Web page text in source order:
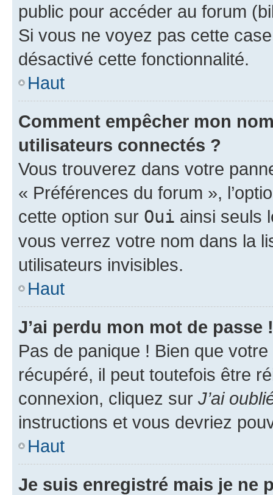
public pour accéder au forum
Si vous ne voyez pas cette
désactivé cette fonctionnalité.
Haut
Comment empêcher mon
utilisateurs connectés ?
Vous trouverez dans votre
« Préférences du forum »,
cette option sur Oui ainsi seuls
vous verrez votre nom dans la
utilisateurs invisibles.
Haut
J’ai perdu mon mot de passe !
Pas de panique ! Bien que
récupéré, il peut toutefois être
connexion, cliquez sur J’ai
instructions et vous devriez
Haut
Je suis enregistré mais je ne